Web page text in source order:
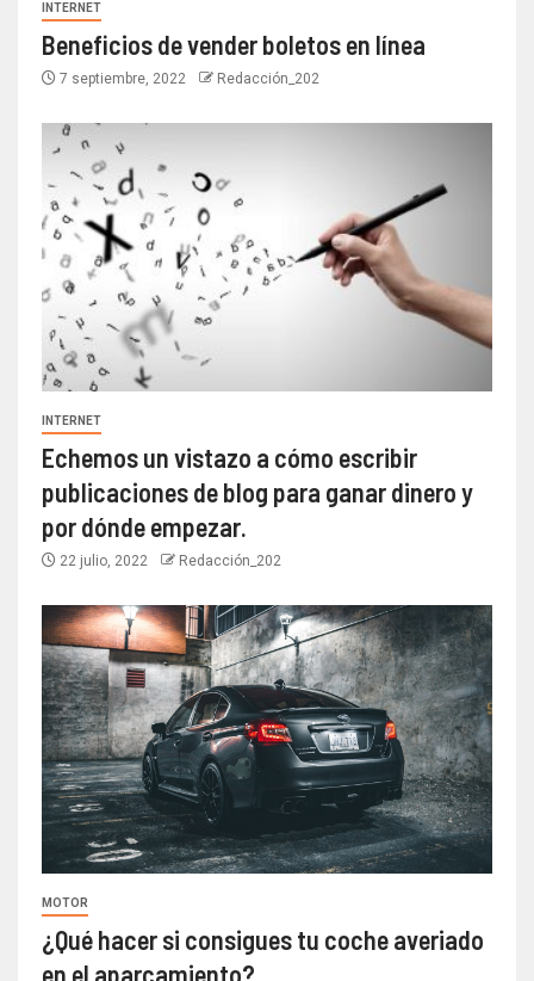
INTERNET
Beneficios de vender boletos en línea
7 septiembre, 2022 Redacción_202
INTERNET
Echemos un vistazo a cómo escribir
publicaciones de blog para ganar dinero y
por dónde empezar.
22 julio, 2022 Redacción_202
MOTOR
¿Qué hacer si consigues tu coche averiado
en el aparcamiento?